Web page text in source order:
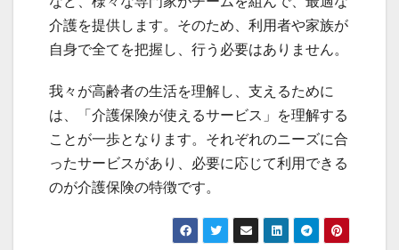
介護を提供します。そのため、利用者や家族が
自身で全てを把握し、行う必要はありません。
我々が高齢者の生活を理解し、支えるために
は、「介護保険が使えるサービス」を理解する
ことが一歩となります。それぞれのニーズに合
ったサービスがあり、必要に応じて利用できる
のが介護保険の特徴です。